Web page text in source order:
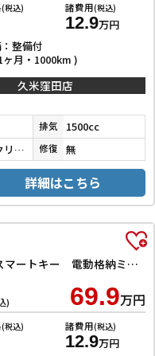
(税込) 諸費用(税込)
12.9万円
整備付
月・1000km )
久米窪田店
排気 1500cc
ディープクリスタルブルーマイカ 修復 無
詳細はこちら
S ナビ TV ETC バックカメラ スマートキー 電動格納ミラー CVT 衝突安全ボディ ABS ESC エアコン パワーステアリング パワーウィンドウ
) 69.9万円
(税込) 諸費用(税込)
12.9万円